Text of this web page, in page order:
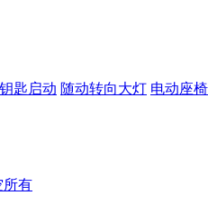
匙启动 随动转向大灯 电动座椅
所有